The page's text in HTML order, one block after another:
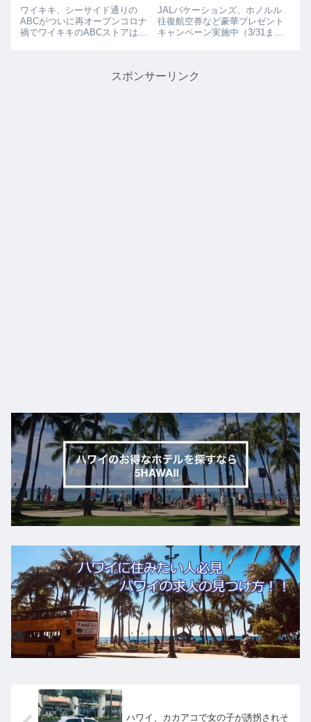
ワイキキ、シーサイド通りの
ABCがついに再オープンコロナ
禍でワイキキのABCストアは閉
ワイキキでは、シーサイドアベ
実施中（3/31まで）
JALバケーションズ、ホノルル
往復航空券など豪華プレゼント
キャンペーン実施中（3/31ま
のリニューアルを記念した懸賞
スポンサーリンク
ハワイ、カカアコで女の子が誘拐されそ